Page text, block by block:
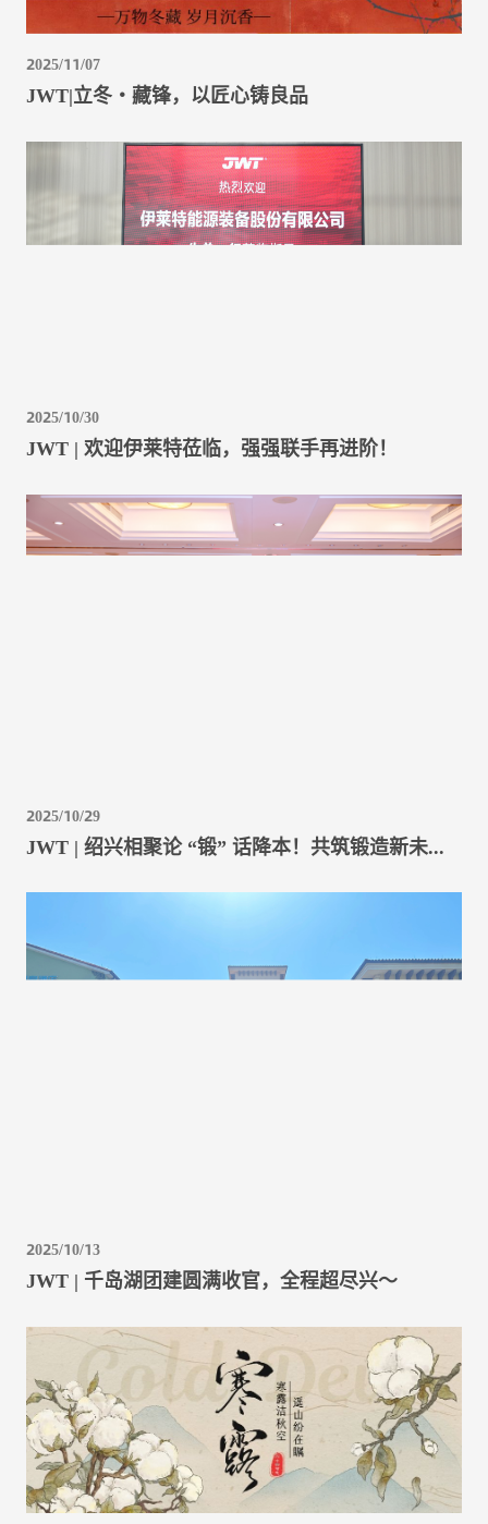
2025/11/07
JWT|立冬・藏锋，以匠心铸良品
2025/10/30
JWT | 欢迎伊莱特莅临，强强联手再进阶！
2025/10/29
JWT | 绍兴相聚论 “锻” 话降本！共筑锻造新未来！
2025/10/13
JWT | 千岛湖团建圆满收官，全程超尽兴～